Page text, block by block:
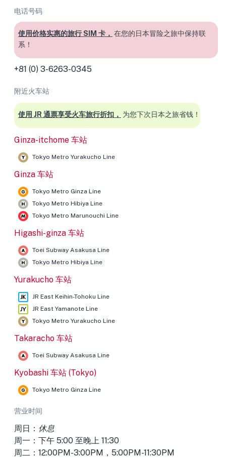
电话号码
使用价格实惠的旅行 SIM 卡， 在您的日本冒险之旅中保持联
系！
+81 (0) 3-6263-0345
附近火车站
使用 JR 通票享受火车旅行折扣， 为您下次日本之旅省钱！
Ginza-itchome 车站
Tokyo Metro Yurakucho Line
Ginza 车站
Tokyo Metro Ginza Line
Tokyo Metro Hibiya Line
Tokyo Metro Marunouchi Line
Higashi-ginza 车站
Toei Subway Asakusa Line
Tokyo Metro Hibiya Line
Yurakucho 车站
JR East Keihin-Tohoku Line
JR East Yamanote Line
Tokyo Metro Yurakucho Line
Takaracho 车站
Toei Subway Asakusa Line
Kyobashi 车站 (Tokyo)
Tokyo Metro Ginza Line
营业时间
周日： 休息
周一：下午 5:00 至晚上 11:30
周二：12:00PM-3:00PM，5:00PM-11:30PM